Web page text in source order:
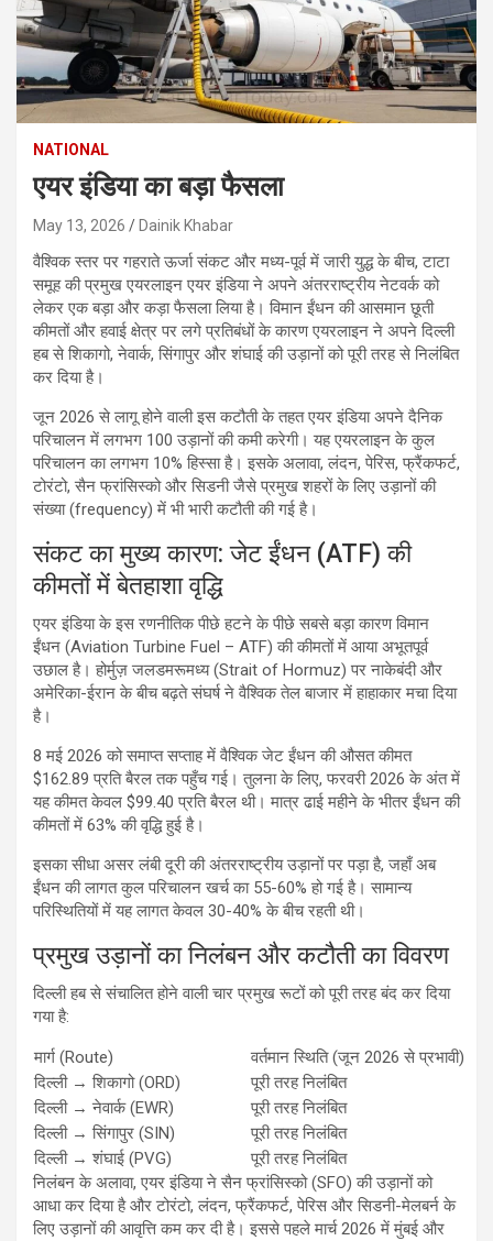
NATIONAL
एयर इंडिया का बड़ा फैसला
May 13, 2026 Dainik Khabar
वैश्विक स्तर पर गहराते ऊर्जा संकट और मध्य-पूर्व में जारी युद्ध के बीच, टाटा
समूह की प्रमुख एयरलाइन एयर इंडिया ने अपने अंतरराष्ट्रीय नेटवर्क को
लेकर एक बड़ा और कड़ा फैसला लिया है। विमान ईंधन की आसमान छूती
कीमतों और हवाई क्षेत्र पर लगे प्रतिबंधों के कारण एयरलाइन ने अपने दिल्ली
हब से शिकागो, नेवार्क, सिंगापुर और शंघाई की उड़ानों को पूरी तरह से निलंबित
कर दिया है।
जून 2026 से लागू होने वाली इस कटौती के तहत एयर इंडिया अपने दैनिक
परिचालन में लगभग 100 उड़ानों की कमी करेगी। यह एयरलाइन के कुल
परिचालन का लगभग 10% हिस्सा है। इसके अलावा, लंदन, पेरिस, फ्रैंकफर्ट,
टोरंटो, सैन फ्रांसिस्को और सिडनी जैसे प्रमुख शहरों के लिए उड़ानों की
संख्या (frequency) में भी भारी कटौती की गई है।
संकट का मुख्य कारण: जेट ईंधन (ATF) की
कीमतों में बेतहाशा वृद्धि
एयर इंडिया के इस रणनीतिक पीछे हटने के पीछे सबसे बड़ा कारण विमान
ईंधन (Aviation Turbine Fuel – ATF) की कीमतों में आया अभूतपूर्व
उछाल है। होर्मुज़ जलडमरूमध्य (Strait of Hormuz) पर नाकेबंदी और
अमेरिका-ईरान के बीच बढ़ते संघर्ष ने वैश्विक तेल बाजार में हाहाकार मचा दिया
है।
8 मई 2026 को समाप्त सप्ताह में वैश्विक जेट ईंधन की औसत कीमत
$162.89 प्रति बैरल तक पहुँच गई। तुलना के लिए, फरवरी 2026 के अंत में
यह कीमत केवल $99.40 प्रति बैरल थी। मात्र ढाई महीने के भीतर ईंधन की
कीमतों में 63% की वृद्धि हुई है।
इसका सीधा असर लंबी दूरी की अंतरराष्ट्रीय उड़ानों पर पड़ा है, जहाँ अब
ईंधन की लागत कुल परिचालन खर्च का 55-60% हो गई है। सामान्य
परिस्थितियों में यह लागत केवल 30-40% के बीच रहती थी।
प्रमुख उड़ानों का निलंबन और कटौती का विवरण
दिल्ली हब से संचालित होने वाली चार प्रमुख रूटों को पूरी तरह बंद कर दिया
गया है:
मार्ग (Route)
वर्तमान स्थिति (जून 2026 से प्रभावी)
दिल्ली → शिकागो (ORD)
पूरी तरह निलंबित
दिल्ली → नेवार्क (EWR)
पूरी तरह निलंबित
दिल्ली → सिंगापुर (SIN)
पूरी तरह निलंबित
दिल्ली → शंघाई (PVG)
पूरी तरह निलंबित
निलंबन के अलावा, एयर इंडिया ने सैन फ्रांसिस्को (SFO) की उड़ानों को
आधा कर दिया है और टोरंटो, लंदन, फ्रैंकफर्ट, पेरिस और सिडनी-मेलबर्न के
लिए उड़ानों की आवृत्ति कम कर दी है। इससे पहले मार्च 2026 में मुंबई और